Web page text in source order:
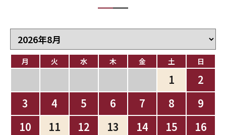
月 火 水 木 金 土 日
1
2
3
4 5 6 7 8
9
10
11 12 13 14 15
16